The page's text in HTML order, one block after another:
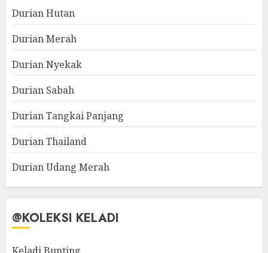
Durian Hutan
Durian Merah
Durian Nyekak
Durian Sabah
Durian Tangkai Panjang
Durian Thailand
Durian Udang Merah
@KOLEKSI KELADI